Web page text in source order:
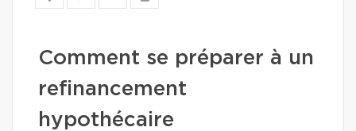
Comment se préparer à un
refinancement
hypothécaire